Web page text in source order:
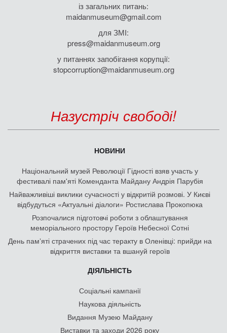
із загальних питань:
maidanmuseum@gmail.com
для ЗМІ:
press@maidanmuseum.org
у питаннях запобігання корупції:
stopcorruption@maidanmuseum.org
Назустріч свободі!
НОВИНИ
Національний музей Революції Гідності взяв участь у
фестивалі пам'яті Коменданта Майдану Андрія Парубія
Найважливіші виклики сучасності у відкритій розмові. У Києві
відбудуться «Актуальні діалоги» Ростислава Прокопюка
Розпочалися підготовчі роботи з облаштування
меморіального простору Героїв Небесної Сотні
День памʼяті страчених під час теракту в Оленівці: прийди на
відкриття виставки та вшануй героїв
ДІЯЛЬНІСТЬ
Соціальні кампанії
Наукова діяльність
Видання Музею Майдану
Виставки та заходи 2026 року